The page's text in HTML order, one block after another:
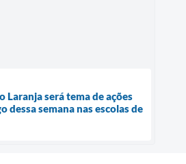
Laranja será tema de ações
dessa semana nas escolas de